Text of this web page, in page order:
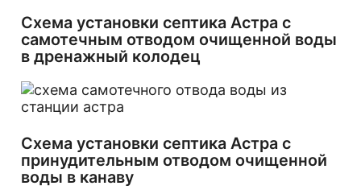
Схема установки септика Астра с
самотечным отводом очищенной воды
в дренажный колодец
Схема установки септика Астра с
принудительным отводом очищенной
воды в канаву